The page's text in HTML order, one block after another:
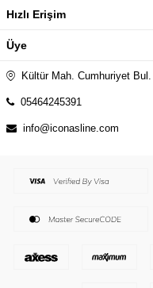
Hızlı Erişim
Üye
Kültür Mah. Cumhuriyet
05464245391
info@iconasline.com